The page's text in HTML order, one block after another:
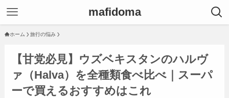
mafidoma
ホーム 旅行の悩み
【甘党必見】ウズベキスタンのハルヴ
ァ（Halva）を全種類食べ比べ｜スーパ
ーで買えるおすすめはこれ